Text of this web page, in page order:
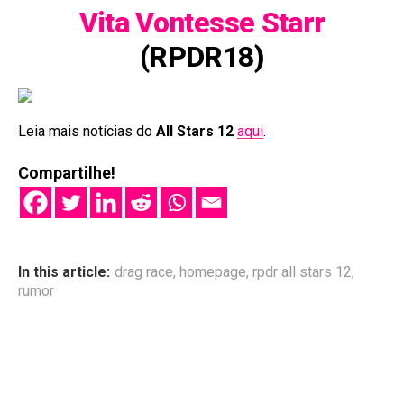
Vita Vontesse Starr
(RPDR18)
Leia mais notícias do All Stars 12 aqui.
Compartilhe!
In this article: drag race, homepage, rpdr all stars 12,
rumor